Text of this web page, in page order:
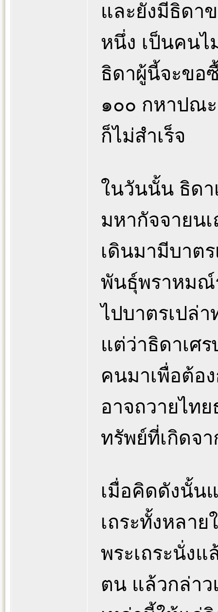
และยังมีธิดา
หนึ่ง เป็นคน
ธิดาผู้นี้จะขอ
๑๐๐ กหาปณ
ก็ไม่สำเร็จ
ในวันนั้น ธิดา
มหากัจจายน
เดินมามีบาต
พันธุ์พราหมณ์
ไปบาตรเปล่
แต่ว่าธิดาเศ
คนมาเพื่อต้อ
อาจถวายไท
ทรัพย์ที่เกิดจ
เมื่อคิดดังนั้น
เถระทั้งหลา
พระเถระนั่ง
ตน แล้วกล่าว